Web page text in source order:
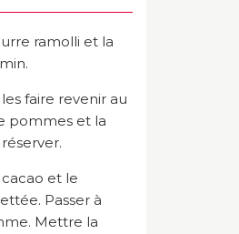
ramolli et la
faire revenir au
pommes et la
et le
Passer à
Mettre la